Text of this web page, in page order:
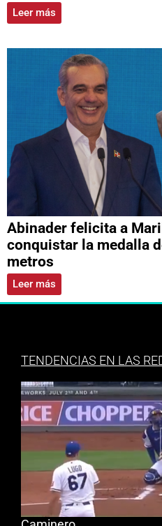
Leer más
Abinader felicita a
conquistar la medalla
metros
Leer más
TENDENCIAS EN LAS